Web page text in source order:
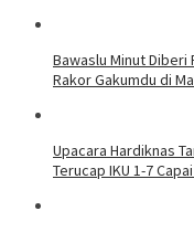
Bawaslu Minut Diberi
Rakor Gakumdu di
Upacara Hardiknas
Terucap IKU 1-7